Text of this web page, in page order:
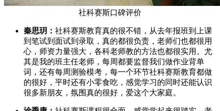
社科赛斯口碑评价
秦思玥： 社科赛斯教育真的很不错，从去年报班到上课
到笔试到面试到录取，真的都很负责，老师们也都很用
心，师资力量强大，各科老师教的方法也都很实用。尤
其是我的班主任老师，每周都要监督我们做作业背单
词，还有每周测验模考，每一个环节社科赛斯教育都做
的很好，平时还有小零食吃，感觉学习的同时还能认识
很多新朋友，氛围真的很好，爱这个大家庭。